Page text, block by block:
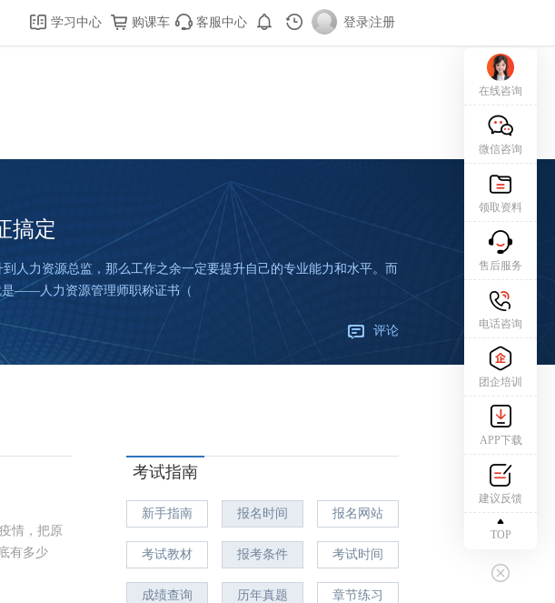
学习中心 购课车 客服中心 登录|注册
搞定
人力资源总监，那么工作之余一定要提升自己的专业能力和水平。而
——人力资源管理师职称证书（
评论
情，把原
有多少
考试指南
新手指南 报名时间 报名网站
考试教材 报考条件 考试时间
成绩查询 历年真题 章节练习
在线咨询
微信咨询
领取资料
售后服务
电话咨询
团企培训
APP下载
建议反馈
TOP